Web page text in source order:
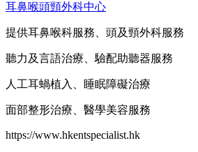
耳鼻喉頭頸外科中心
提供耳鼻喉科服務、頭及頸外科服務
聽力及言語治療、驗配助聽器服務
人工耳蝸植入、睡眠障礙治療
面部整形治療、醫學美容服務
https://www.hkentspecialist.hk